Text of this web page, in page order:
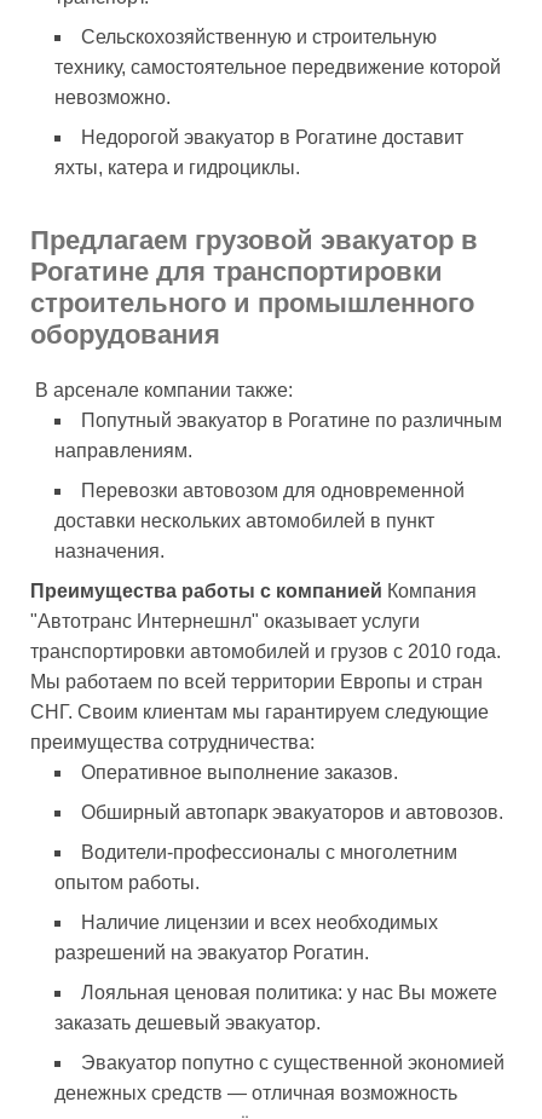
Сельскохозяйственную и строительную
технику, самостоятельное передвижение которой
невозможно.
Недорогой эвакуатор в Рогатине доставит
яхты, катера и гидроциклы.
Предлагаем грузовой эвакуатор в
Рогатине для транспортировки
строительного и промышленного
оборудования
В арсенале компании также:
Попутный эвакуатор в Рогатине по различным
направлениям.
Перевозки автовозом для одновременной
доставки нескольких автомобилей в пункт
назначения.
Преимущества работы с компанией Компания
"Автотранс Интернешнл" оказывает услуги
транспортировки автомобилей и грузов с 2010 года.
Мы работаем по всей территории Европы и стран
СНГ. Своим клиентам мы гарантируем следующие
преимущества сотрудничества:
Оперативное выполнение заказов.
Обширный автопарк эвакуаторов и автовозов.
Водители-профессионалы с многолетним
опытом работы.
Наличие лицензии и всех необходимых
разрешений на эвакуатор Рогатин.
Лояльная ценовая политика: у нас Вы можете
заказать дешевый эвакуатор.
Эвакуатор попутно с существенной экономией
денежных средств — отличная возможность